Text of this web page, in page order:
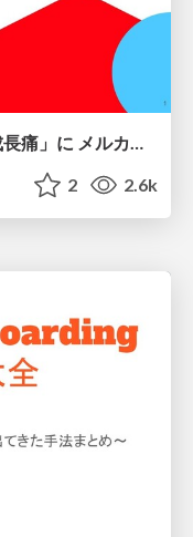
急拡大したエンジニア組織の「成長痛」に メルカリはどう立ち向かっているか？
2 2.6k